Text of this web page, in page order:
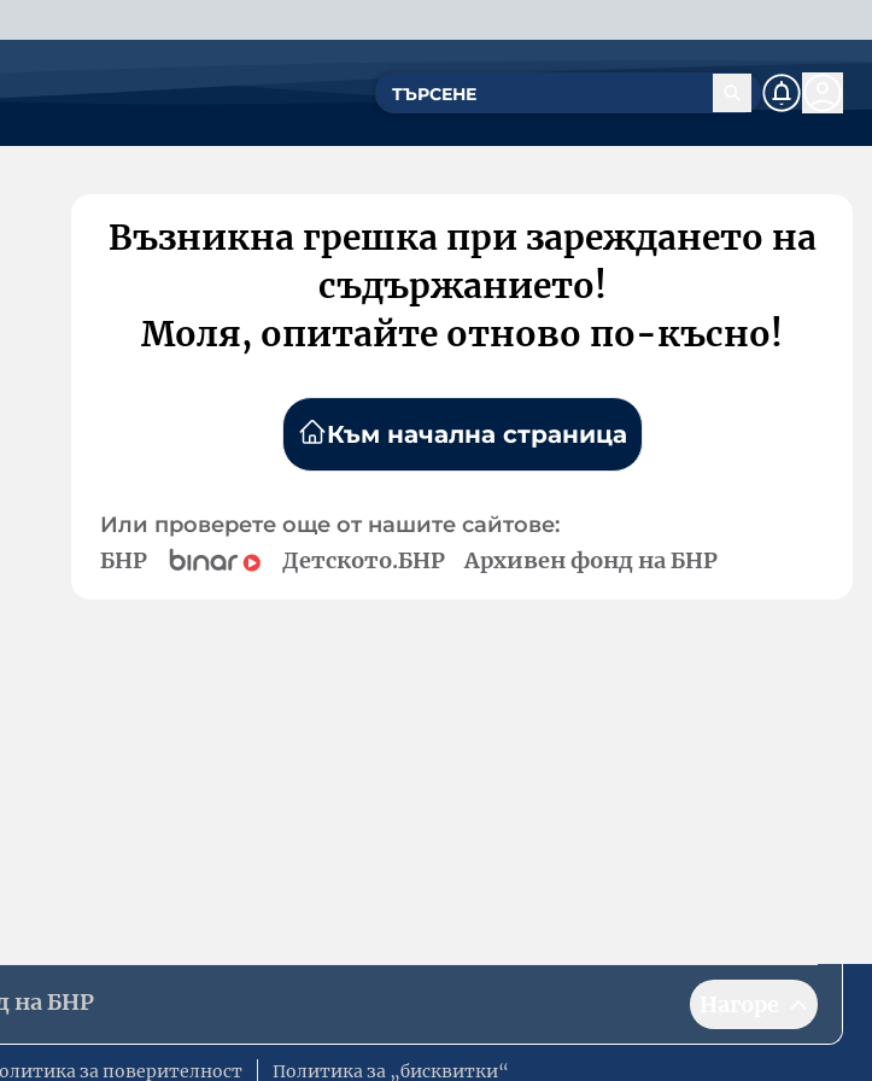
Възникна грешка при зареждането на
съдържанието!
Моля, опитайте отново по-късно!
Към начална страница
Или проверете още от нашите сайтове:
БНР Детското.БНР Архивен фонд на БНР
на БНР
за поверителност Политика за „бисквитки“